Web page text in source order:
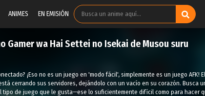
ANIMES EN EMISIÓN
Gamer wa Hai Settei no Isekai de Musou suru
¡Eso no es un juego en 'modo fácil', simplemente es un juego AFK!
cerrando sus servidores, dejándolo con un vacío en su corazón. Busca
tipo de juego que le gusta—ese lo suficientemente difícil como para hacer